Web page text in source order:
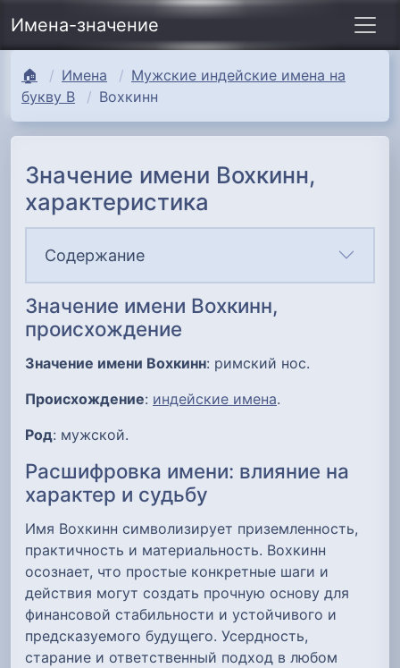
Имена-значение
🏠 Имена
Мужские индейские имена на
букву В
Вохкинн
Значение имени Вохкинн,
характеристика
Содержание
Значение имени Вохкинн,
происхождение
Значение имени Вохкинн: римский нос.
Происхождение: индейские имена.
Род: мужской.
Расшифровка имени: влияние на
характер и судьбу
Имя Вохкинн символизирует приземленность,
практичность и материальность. Вохкинн
осознает, что простые конкретные шаги и
действия могут создать прочную основу для
финансовой стабильности и устойчивого и
предсказуемого будущего. Усердность,
старание и ответственный подход в любом